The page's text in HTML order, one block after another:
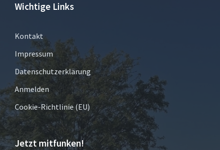
Wichtige Links
Kontakt
Impressum
Datenschutzerklärung
Anmelden
Cookie-Richtlinie (EU)
Jetzt mitfunken!